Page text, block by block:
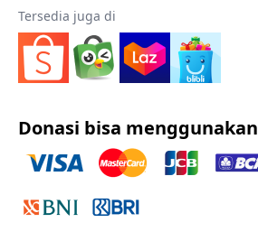
Tersedia juga di
Donasi bisa menggunakan